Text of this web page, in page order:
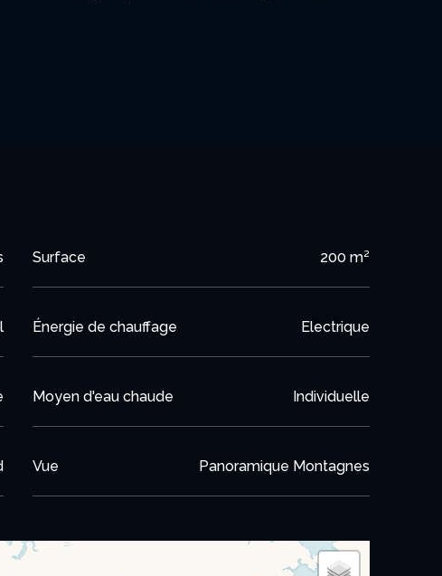
soignées, le tout sur un terrain paysagé de 750
une vue dégagée et imprenable.
Surface 200 m²
Énergie de chauffage Electrique
Moyen d'eau chaude Individuelle
Vue Panoramique Montagnes